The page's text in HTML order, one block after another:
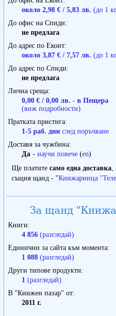
около 2,98 € / 5,83 лв. (до 1
До офис на Спиди
не предлага
До адрес по Еконт
около 3,87 € / 7,57 лв. (до 1
До адрес по Спиди
не предлага
Лична среща
0,00 € / 0,00 лв. - в Пещера
(виж подробности)
Пратката пристига
1-5 раб. дни след поръчване
Доставя за чужбина
Да - научи повече (en)
Ще платите само една доставка
същия щанд - "Книжарница
За щанд
Книги
4 856 (разгледай)
Единични за сайта към момента
1 088 (разгледай)
Други типове продукти
1 (разгледай)
В "Книжен пазар" от
2011 г.